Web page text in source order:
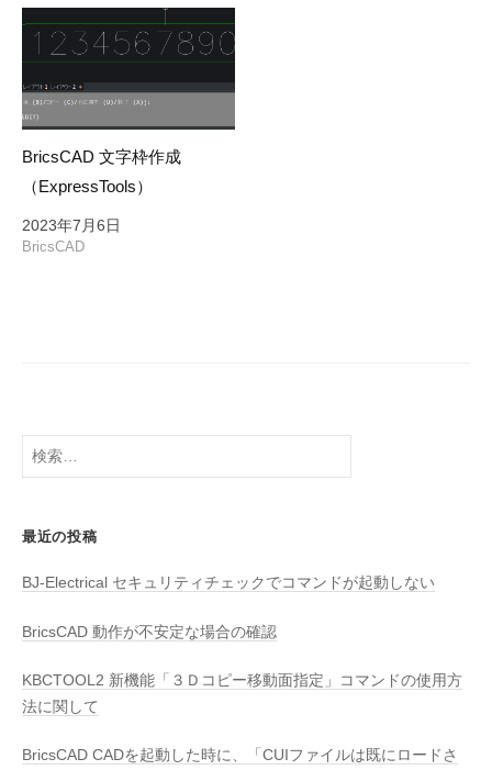
BricsCAD 文字枠作成
（ExpressTools）
2023年7月6日
BricsCAD
検
最近の投稿
BJ-Electrical セキュリティチェックでコマンドが起動しない
BricsCAD 動作が不安定な場合の確認
KBCTOOL2 新機能「３Ｄコピー移動面指定」コマンドの使用方
法に関して
BricsCAD CADを起動した時に、「CUIファイルは既にロードさ